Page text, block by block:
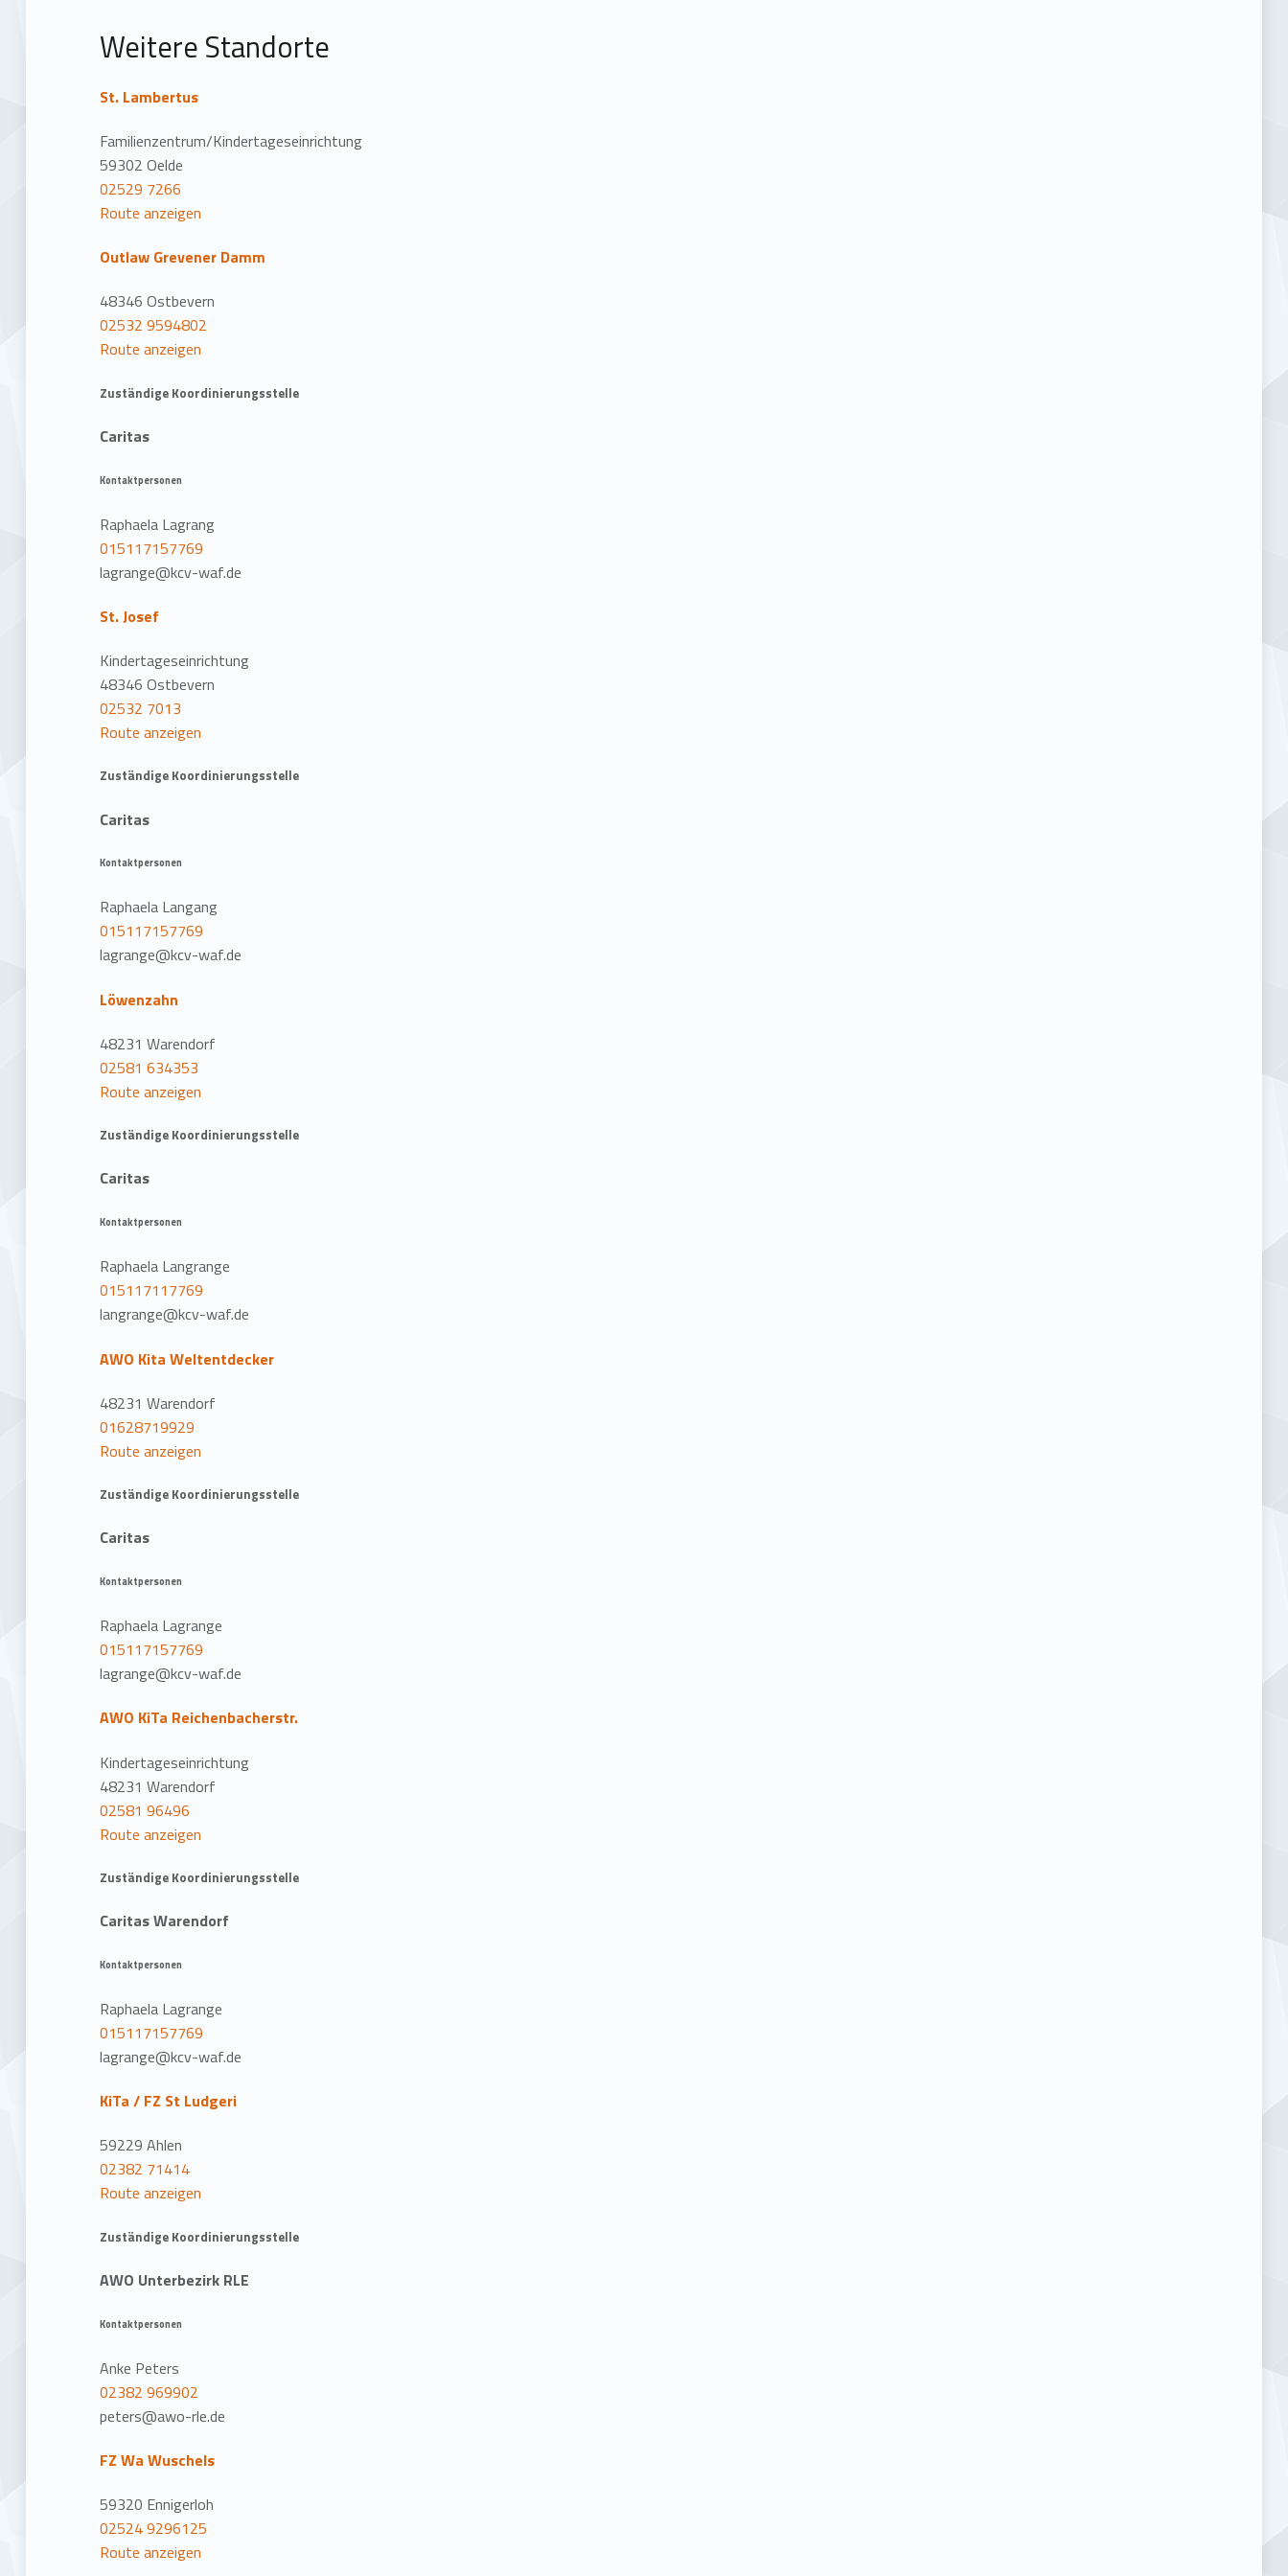
i
o
n
Weitere Standorte
St. Lambertus
Familienzentrum/Kindertageseinrichtung
59302 Oelde
02529 7266
Route anzeigen
Outlaw Grevener Damm
48346 Ostbevern
02532 9594802
Route anzeigen
Zuständige Koordinierungsstelle
Caritas
Kontaktpersonen
Raphaela Lagrang
015117157769
lagrange@kcv-waf.de
St. Josef
Kindertageseinrichtung
48346 Ostbevern
02532 7013
Route anzeigen
Zuständige Koordinierungsstelle
Caritas
Kontaktpersonen
Raphaela Langang
015117157769
lagrange@kcv-waf.de
Löwenzahn
48231 Warendorf
02581 634353
Route anzeigen
Zuständige Koordinierungsstelle
Caritas
Kontaktpersonen
Raphaela Langrange
015117117769
langrange@kcv-waf.de
AWO Kita Weltentdecker
48231 Warendorf
01628719929
Route anzeigen
Zuständige Koordinierungsstelle
Caritas
Kontaktpersonen
Raphaela Lagrange
015117157769
lagrange@kcv-waf.de
AWO KiTa Reichenbacherstr.
Kindertageseinrichtung
48231 Warendorf
02581 96496
Route anzeigen
Zuständige Koordinierungsstelle
Caritas Warendorf
Kontaktpersonen
Raphaela Lagrange
015117157769
lagrange@kcv-waf.de
KiTa / FZ St Ludgeri
59229 Ahlen
02382 71414
Route anzeigen
Zuständige Koordinierungsstelle
AWO Unterbezirk RLE
Kontaktpersonen
Anke Peters
02382 969902
peters@awo-rle.de
FZ Wa Wuschels
59320 Ennigerloh
02524 9296125
Route anzeigen